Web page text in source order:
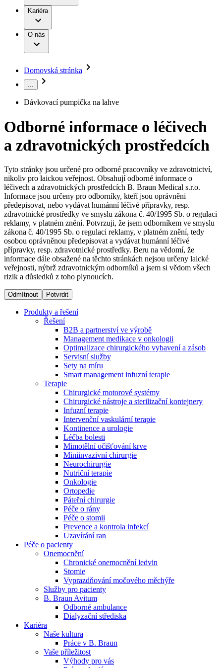
Léčba bolesti
Mimotělní očišťování krve
Nutriční terapie
Onkologie
Páteřní chirurgie
Péče o rány
Péče o stomii
Prevence a kontrola infekcí
Řešení
Terapie
Produktový katalog​
Objevte naše produkty. Navštivte produktový katalog B.
Braun s našim kompletním produktovým portfoliem.
Onemocnění
B. Braun Avitum
Dialyzační střediska​
B. Braun Avitum poskytuje kvalitní dialyzační péči ve všech
svých střediscích v České republice. Více informací se
dozvíte na stránkách jednotlivých středisek.
Odborné ambulance
Naše specializované ambulance jsou tu pro vás. Zvolte
specializaci a město, které potřebujete, a objednejte se do naší
ambulance.
Práce a kariéra
Naše kultura
Vaše příležitost​
Nabídky pracovních míst
Objevte své kariérní příležitosti ​v B. Braun. Vyhledejte náš trh
práce​ pro zajímavé pozice.​
Odpovědnost
Média
Kontakt
Kontaktní formulář
Registrace k odběru newsletteru
Společnost
Odpovědnost
Média
Kontakt
Zůstaňte v dialogu s B. Braun. ​Kontaktujte nás.​
Kariéra
O nás
Domovská stránka
...
Dávkovací pumpička na lahve
Odborné informace o léčivech
a zdravotnických prostředcích
Tyto stránky jsou určené pro odborné pracovníky ve zdravotnictví,
nikoliv pro laickou veřejnost. Obsahují odborné informace o
léčivech a zdravotnických prostředcích B. Braun Medical s.r.o.
Informace jsou určeny pro odborníky, kteří jsou oprávněni
předepisovat, nebo vydávat humánní léčivé přípravky, resp.
zdravotnické prostředky ve smyslu zákona č. 40/1995 Sb. o regulaci
reklamy, v platném znění. Potvrzuji, že jsem odborníkem ve smyslu
zákona č. 40/1995 Sb. o regulaci reklamy, v platném znění, tedy
osobou oprávněnou předepisovat a vydávat humánní léčivé
přípravky, resp. zdravotnické prostředky. Beru na vědomí, že
informace dále obsažené na těchto stránkách nejsou určeny laické
veřejnosti, nýbrž zdravotnickým odborníků a jsem si vědom všech
rizik a důsledků z toho plynoucích.
Odmítnout Potvrdit
Produkty a řešení
Řešení
B2B a partnerství ve výrobě
Management medikace v onkologii
Optimalizace chirurgického vybavení a zásob
Servisní služby
Sety na míru
Smart management infuzní terapie​
Terapie
Chirurgické motorové systémy
Chirurgické nástroje a sterilizační kontejnery
Infuzní terapie
Intervenční vaskulární terapie
Kontinence a urologie
Léčba bolesti
Mimotělní očišťování krve
Miniinvazivní chirurgie
Neurochirurgie
Nutriční terapie
Onkologie
Ortopedie
Páteřní chirurgie
Péče o rány
Péče o stomii
Prevence a kontrola infekcí
Uzavírání ran
Péče o pacienty
Onemocnění
Chronické onemocnění ledvin
Stomie
Vyprazdňování močového měchýře
Služby pro pacienty
B. Braun Avitum
Odborné ambulance
Dialyzační střediska
Kariéra
Naše kultura
Práce v B. Braun
Vaše příležitost​
Výhody pro vás